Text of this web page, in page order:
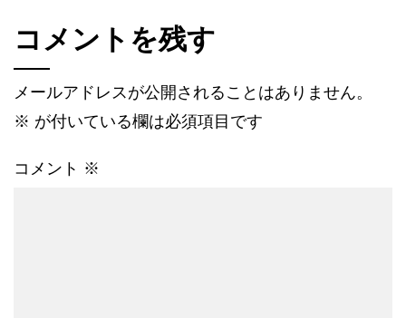
コメントを残す
メールアドレスが公開されることはありません。
※ が付いている欄は必須項目です
コメント ※